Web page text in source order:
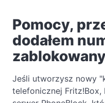
Pomocy,
dodałem
Jeśli utworzysz nowy
telefonicznej